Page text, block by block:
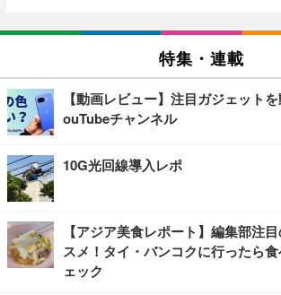
特集・連載
【動画レビュー】注目ガジェット
ouTubeチャンネル
10G光回線導入レポ
【アジア美食レポート】編集部注
スメ！タイ・バンコクに行ったら
ェック